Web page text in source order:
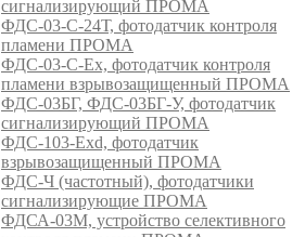
сигнализирующий ПРОМА
ФДС-03-С-24Т, фотодатчик контроля
пламени ПРОМА
ФДС-03-С-Ex, фотодатчик контроля
пламени взрывозащищенный ПРОМА
ФДС-03БГ, ФДС-03БГ-У, фотодатчик
сигнализирующий ПРОМА
ФДС-103-Ехd, фотодатчик
взрывозащищенный ПРОМА
ФДС-Ч (частотный), фотодатчики
сигнализирующие ПРОМА
ФДСА-03М, устройство селективного